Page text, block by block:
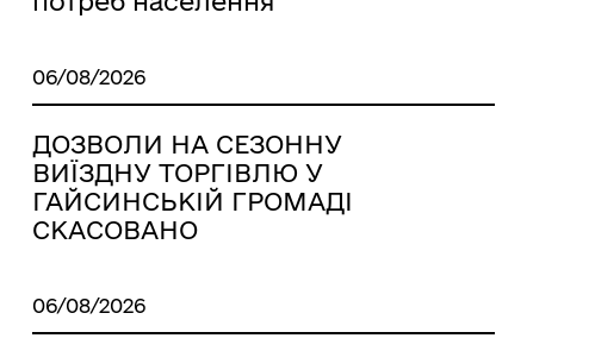
06/08/2026
ДОЗВОЛИ НА СЕЗОННУ
ВИЇЗДНУ ТОРГІВЛЮ У
ГАЙСИНСЬКІЙ ГРОМАДІ
СКАСОВАНО
06/08/2026